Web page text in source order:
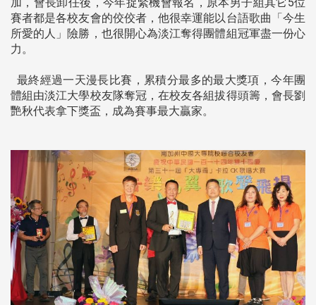
賽者都是各校友會的佼佼者，他很幸運能以台語歌曲「今生
所愛的人」險勝，也很開心為淡江奪得團體組冠軍盡一份心
力。
最終經過一天漫長比賽，累積分最多的最大獎項，今年團
體組由淡江大學校友隊奪冠，在校友各組拔得頭籌，會長劉
艷秋代表拿下獎盃，成為賽事最大贏家。